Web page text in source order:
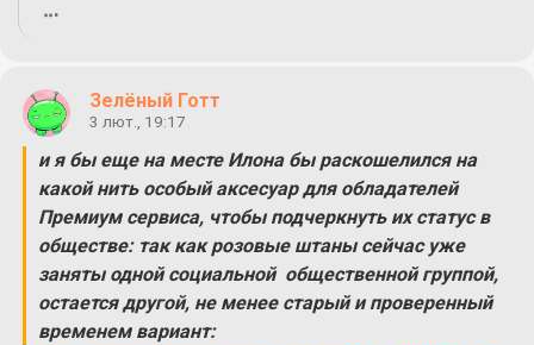
Зелёный Готт
3 лют., 19:17
и я бы еще на месте Илона бы раскошелился на
какой нить особый аксесуар для обладателей
Премиум сервиса, чтобы подчеркнуть их статус в
обществе: так как розовые штаны сейчас уже
заняты одной социальной общественной группой,
остается другой, не менее старый и проверенный
временем вариант: